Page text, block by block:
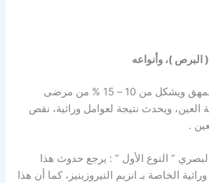
)، وأنواعه
هو أحد أنواع مرض المهق ويشكل من 10 – 15 % من مرضى
ويحدث نتيجة لعوامل وراثية، نقص
.
” النوع الأول ” : يرجع حدوث هذا
الخاصة بـ انزيم التيروزينيز، كما أن هذا